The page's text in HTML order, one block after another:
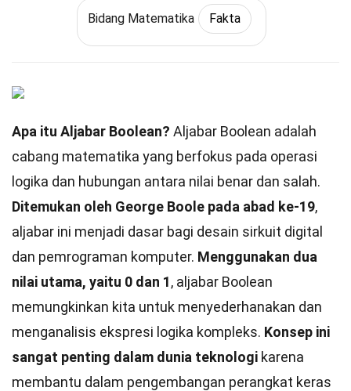
Bidang Matematika Fakta
Apa itu Aljabar Boolean? Aljabar Boolean adalah
cabang matematika yang berfokus pada operasi
logika dan hubungan antara nilai benar dan salah.
Ditemukan oleh George Boole pada abad ke-19,
aljabar ini menjadi dasar bagi desain sirkuit digital
dan pemrograman komputer. Menggunakan dua
nilai utama, yaitu 0 dan 1, aljabar Boolean
memungkinkan kita untuk menyederhanakan dan
menganalisis ekspresi logika kompleks. Konsep ini
sangat penting dalam dunia teknologi karena
membantu dalam pengembangan perangkat keras